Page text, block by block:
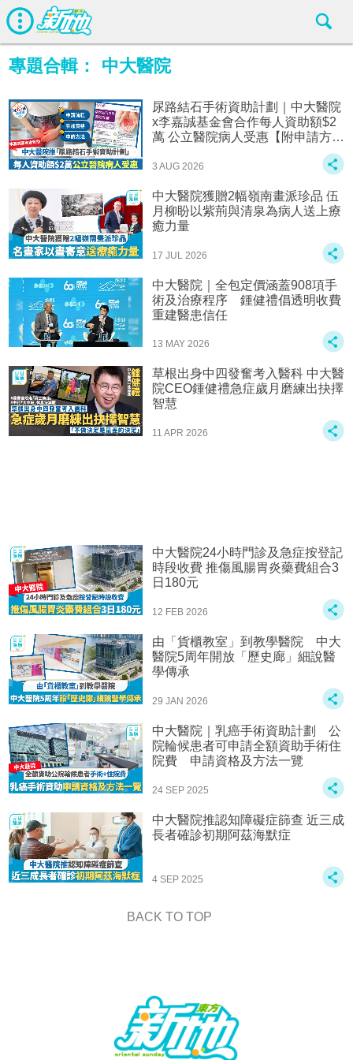
專題合輯： 中大醫院
尿路結石手術資助計劃｜中大醫院
x李嘉誠基金會合作每人資助額$2
萬 公立醫院病人受惠【附申請方
3 AUG 2026
中大醫院獲贈2幅嶺南畫派珍品 伍
月柳盼以紫荊與清泉為病人送上療
癒力量
17 JUL 2026
中大醫院｜全包定價涵蓋908項手
術及治療程序 鍾健禮倡透明收費
重建醫患信任
13 MAY 2026
草根出身中四發奮考入醫科 中大醫
院CEO鍾健禮急症歲月磨練出抉擇
智慧
11 APR 2026
中大醫院24小時門診及急症按登記
時段收費 推傷風腸胃炎藥費組合3
日180元
12 FEB 2026
由「貨櫃教室」到教學醫院 中大
醫院5周年開放「歷史廊」細說醫
學傳承
29 JAN 2026
中大醫院｜乳癌手術資助計劃 公
院輪候患者可申請全額資助手術住
院費 申請資格及方法一覽
24 SEP 2025
中大醫院推認知障礙症篩查 近三成
長者確診初期阿茲海默症
4 SEP 2025
BACK TO TOP